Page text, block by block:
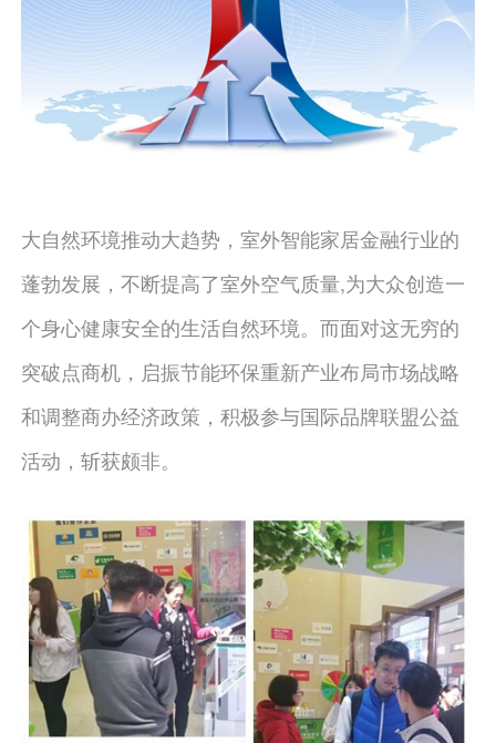
大自然环境推动大趋势，室外智能家居金融行业的
蓬勃发展，不断提高了室外空气质量,为大众创造一
个身心健康安全的生活自然环境。而面对这无穷的
突破点商机，启振节能环保重新产业布局市场战略
和调整商办经济政策，积极参与国际品牌联盟公益
活动，斩获颇非。